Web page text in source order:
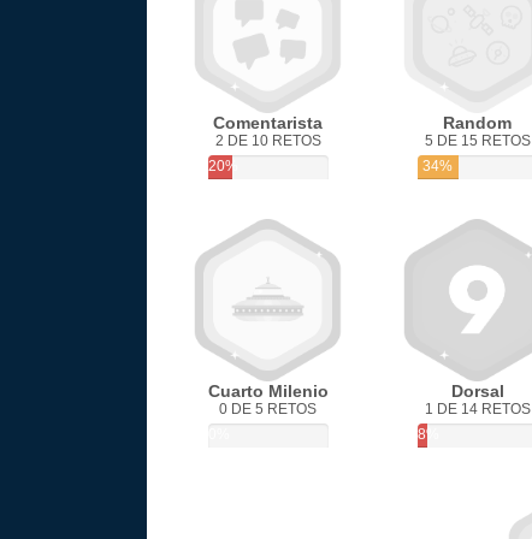
Comentarista
2 DE 10 RETOS
20%
Random
5 DE 15 RETOS
34%
Cuarto Milenio
0 DE 5 RETOS
Dorsal
1 DE 14 RETOS
8%